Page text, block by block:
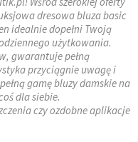
dresowa bluza basic
idealnie dopełni Twoją
użytkowania.
gwarantuje pełną
przyciągnie uwagę i
gamę bluzy damskie na
dla siebie.
czy ozdobne aplikacje